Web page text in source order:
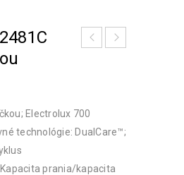
Electrolux 700
technológie: DualCare™;
prania/kapacita